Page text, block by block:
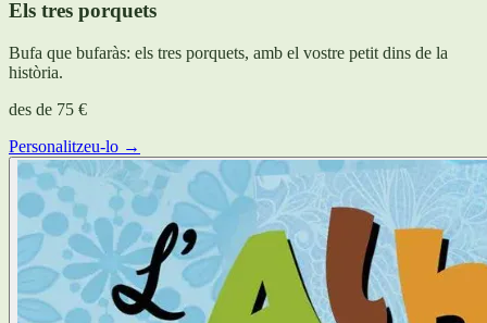
Els tres porquets
Bufa que bufaràs: els tres porquets, amb el vostre petit dins de la
història.
des de 75 €
Personalitzeu-lo →